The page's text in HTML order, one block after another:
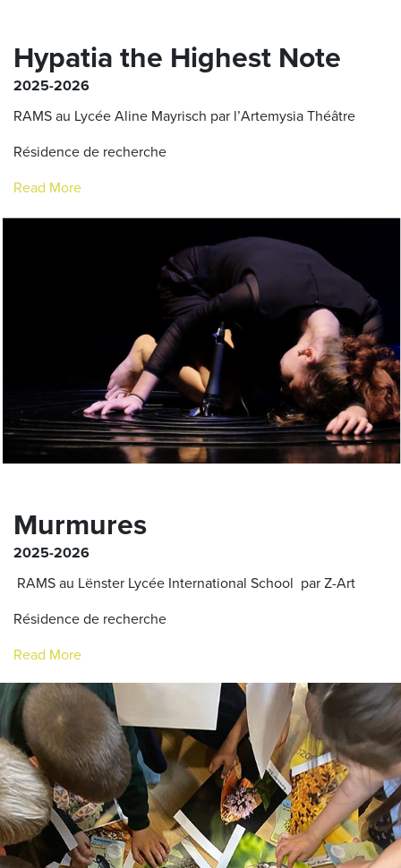
Hypatia the Highest Note
2025-2026
RAMS au Lycée Aline Mayrisch par l’Artemysia Théâtre
Résidence de recherche
Read More
Murmures
2025-2026
RAMS au Lënster Lycée International School par Z-Art
Résidence de recherche
Read More